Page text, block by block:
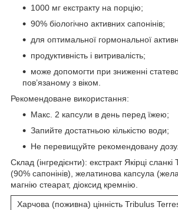
1000 мг екстракту на порцію;
90% біологічно активних сапонінів;
для оптимальної гормональної
продуктивність і витривалість;
може допомогти при зниженні
пов’язаному з віком.
Рекомендоване використання:
Макс. 2 капсули в день перед їжею;
Запийте достатньою кількістю води;
Не перевищуйте рекомендовану дозу.
Склад (інгредієнти): екстракт Якірці
(90% сапонінів), желатинова капсула
магнію стеарат, діоксид кремнію.
Харчова (поживна) цінність Tribulus